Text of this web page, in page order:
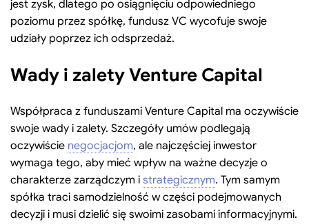
jest zysk, dlatego po osiągnięciu odpowiedniego
poziomu przez spółkę, fundusz VC wycofuje swoje
udziały poprzez ich odsprzedaż.
Wady i zalety Venture Capital
Współpraca z funduszami Venture Capital ma oczywiście
swoje wady i zalety. Szczegóły umów podlegają
oczywiście negocjacjom, ale najczęściej inwestor
wymaga tego, aby mieć wpływ na ważne decyzje o
charakterze zarządczym i strategicznym. Tym samym
spółka traci samodzielność w części podejmowanych
decyzji i musi dzielić się swoimi zasobami informacyjnymi.